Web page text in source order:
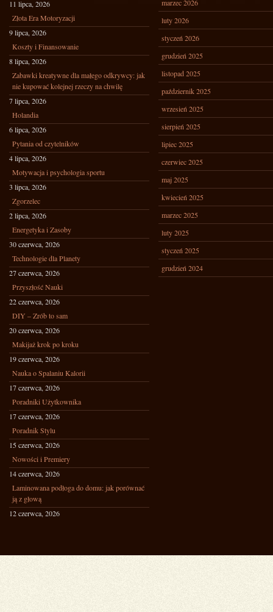
11 lipca, 2026
Złota Era Motoryzacji
9 lipca, 2026
Koszty i Finansowanie
8 lipca, 2026
Zabawki kreatywne dla małego odkrywcy: jak
nie kupować kolejnej rzeczy na chwilę
7 lipca, 2026
Holandia
6 lipca, 2026
Pytania od czytelników
4 lipca, 2026
Motywacja i psychologia sportu
3 lipca, 2026
Zgorzelec
2 lipca, 2026
Energetyka i Zasoby
30 czerwca, 2026
Technologie dla Planety
27 czerwca, 2026
Przyszłość Nauki
22 czerwca, 2026
DIY – Zrób to sam
20 czerwca, 2026
Makijaż krok po kroku
19 czerwca, 2026
Nauka o Spalaniu Kalorii
17 czerwca, 2026
Poradniki Użytkownika
17 czerwca, 2026
Poradnik Stylu
15 czerwca, 2026
Nowości i Premiery
14 czerwca, 2026
Laminowana podłoga do domu: jak porównać
ją z głową
12 czerwca, 2026
marzec 2026
luty 2026
styczeń 2026
grudzień 2025
listopad 2025
październik 2025
wrzesień 2025
sierpień 2025
lipiec 2025
czerwiec 2025
maj 2025
kwiecień 2025
marzec 2025
luty 2025
styczeń 2025
grudzień 2024